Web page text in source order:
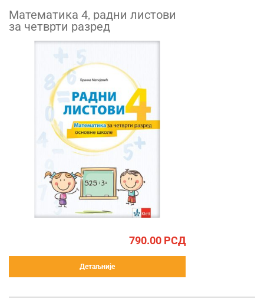
Математика 4, радни листови
за четврти разред
790.00 РСД
Детаљније